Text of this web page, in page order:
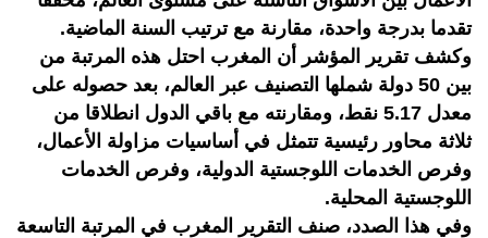
تقدما بدرجة واحدة، مقارنة مع ترتيب السنة الماضية.
وكشف تقرير المؤشر أن المغرب احتل هذه المرتبة من
بين 50 دولة شملها التصنيف عبر العالم، بعد حصوله على
معدل 5.17 نقط، ومقارنته مع باقي الدول انطلاقا من
ثلاثة محاور رئيسية تتمثل في أساسيات مزاولة الأعمال،
وفرص الخدمات اللوجستية الدولية، وفرص الخدمات
اللوجستية المحلية.
وفي هذا الصدد، صنف التقرير المغرب في المرتبة التاسعة